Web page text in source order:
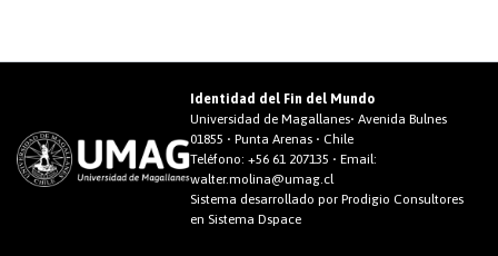
Identidad del Fin del Mundo
Universidad de Magallanes• Avenida Bulnes
01855 • Punta Arenas • Chile
Teléfono:+56 61 207135 • Email:
walter.molina@umag.cl
Sistema desarrollado por Prodigio Consultores
en Sistema Dspace